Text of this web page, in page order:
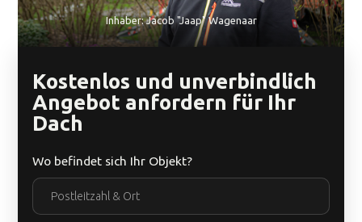
Inhaber: Jacob "Jaap" Wagenaar
Kostenlos und unverbindlich
Angebot anfordern für Ihr
Dach
Wo befindet sich Ihr Objekt?